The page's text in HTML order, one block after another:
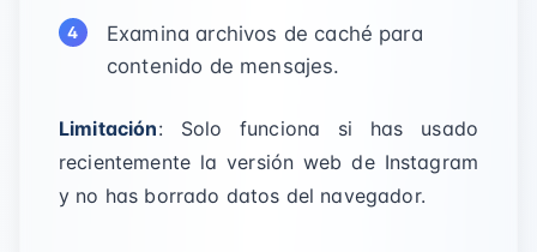
Examina archivos de caché para
contenido de mensajes.
Limitación: Solo funciona si has usado
recientemente la versión web de Instagram
y no has borrado datos del navegador.